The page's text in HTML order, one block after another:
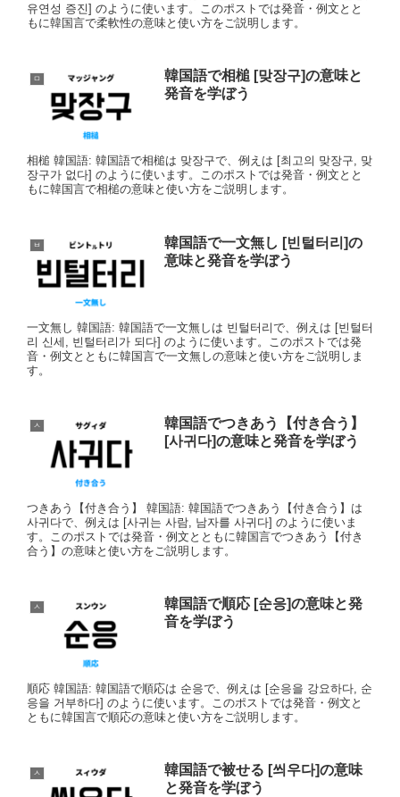
유연성 증진] のように使います。このポストでは発音・例文とと
もに韓国言で柔軟性の意味と使い方をご説明します。
ㅁ
韓国語で相槌 [맞장구]の意味と
発音を学ぼう
相槌 韓国語: 韓国語で相槌は 맞장구で、例えは [최고의 맞장구, 맞
장구가 없다] のように使います。このポストでは発音・例文とと
もに韓国言で相槌の意味と使い方をご説明します。
ㅂ
韓国語で一文無し [빈털터리]の
意味と発音を学ぼう
一文無し 韓国語: 韓国語で一文無しは 빈털터리で、例えは [빈털터
리 신세, 빈털터리가 되다] のように使います。このポストでは発
音・例文とともに韓国言で一文無しの意味と使い方をご説明しま
す。
ㅅ
韓国語でつきあう【付き合う】
[사귀다]の意味と発音を学ぼう
つきあう【付き合う】 韓国語: 韓国語でつきあう【付き合う】は
사귀다で、例えは [사귀는 사람, 남자를 사귀다] のように使いま
す。このポストでは発音・例文とともに韓国言でつきあう【付き
合う】の意味と使い方をご説明します。
ㅅ
韓国語で順応 [순응]の意味と発
音を学ぼう
順応 韓国語: 韓国語で順応は 순응で、例えは [순응을 강요하다, 순
응을 거부하다] のように使います。このポストでは発音・例文と
ともに韓国言で順応の意味と使い方をご説明します。
ㅅ
韓国語で被せる [씌우다]の意味
と発音を学ぼう